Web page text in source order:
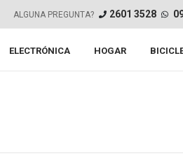
ALGUNA PREGUNTA? 2601 3528
ELECTRÓNICA HOGAR